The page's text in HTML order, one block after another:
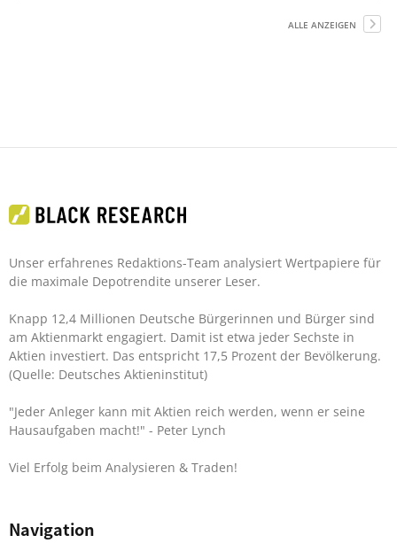
ALLE ANZEIGEN
Unser erfahrenes Redaktions-Team analysiert Wertpapiere für
die maximale Depotrendite unserer Leser.
Knapp 12,4 Millionen Deutsche Bürgerinnen und Bürger sind
am Aktienmarkt engagiert. Damit ist etwa jeder Sechste in
Aktien investiert. Das entspricht 17,5 Prozent der Bevölkerung.
(Quelle: Deutsches Aktieninstitut)
"Jeder Anleger kann mit Aktien reich werden, wenn er seine
Hausaufgaben macht!" - Peter Lynch
Viel Erfolg beim Analysieren & Traden!
Navigation